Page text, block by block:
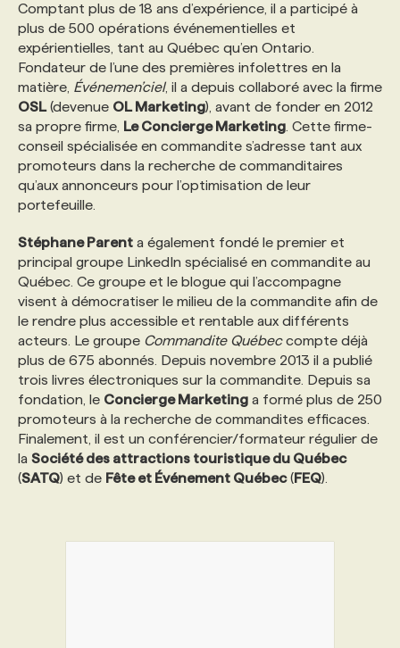
Comptant plus de 18 ans d’expérience, il a participé à
plus de 500 opérations événementielles et
expérientielles, tant au Québec qu’en Ontario.
Fondateur de l’une des premières infolettres en la
matière, Événemen’ciel, il a depuis collaboré avec la firme
OSL(devenue OL Marketing), avant de fonder en 2012
sa propre firme, Le Concierge Marketing . Cette firme-
conseil spécialisée en commandite s’adresse tant aux
promoteurs dans la recherche de commanditaires
qu’aux annonceurs pour l’optimisation de leur
portefeuille.
Stéphane Parent a également fondé le premier et
principal groupe LinkedIn spécialisé en commandite au
Québec. Ce groupe et le blogue qui l’accompagne
visent à démocratiser le milieu de la commandite afin de
le rendre plus accessible et rentable aux différents
acteurs. Le groupe Commandite Québeccompte déjà
plus de 675 abonnés. Depuis novembre 2013 il a publié
trois livres électroniques sur la commandite. Depuis sa
fondation, le Concierge Marketing a formé plus de 250
promoteurs à la recherche de commandites efficaces.
Finalement, il est un conférencier/formateur régulier de
la Société des attractions touristique du Québec
(SATQ) et de Fête et Événement Québec(FEQ).